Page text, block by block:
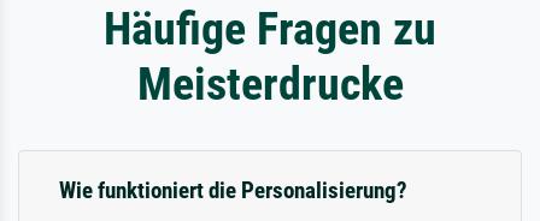
Häufige Fragen zu
Meisterdrucke
Wie funktioniert die Personalisierung?